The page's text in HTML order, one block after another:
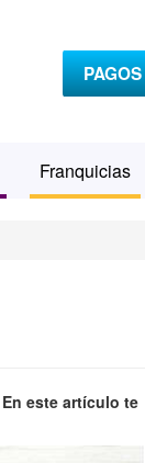
PAGOS
Franquicias
este artículo te